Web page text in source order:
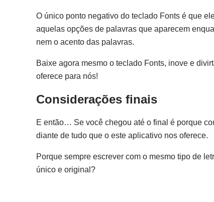
O único ponto negativo do teclado Fonts é que
aquelas opções de palavras que aparecem
nem o acento das palavras.
Baixe agora mesmo o teclado Fonts, inove e
oferece para nós!
Considerações finais
E então… Se você chegou até o final é porque
diante de tudo que o este aplicativo nos oferece.
Porque sempre escrever com o mesmo tipo de
único e original?